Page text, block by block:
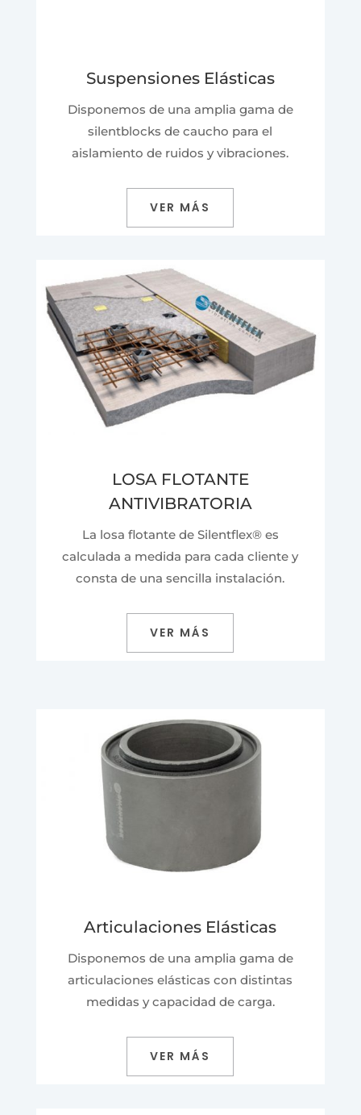
Suspensiones Elásticas
Disponemos de una amplia gama de
silentblocks de caucho para el
aislamiento de ruidos y vibraciones.
VER MÁS
LOSA FLOTANTE
ANTIVIBRATORIA
La losa flotante de Silentflex® es
calculada a medida para cada cliente y
consta de una sencilla instalación.
VER MÁS
Articulaciones Elásticas
Disponemos de una amplia gama de
articulaciones elásticas con distintas
medidas y capacidad de carga.
VER MÁS